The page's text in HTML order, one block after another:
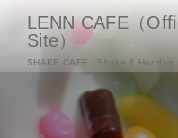
LENN CAFE（
Site）
SHAKE CAFE - Shake & Hot dog